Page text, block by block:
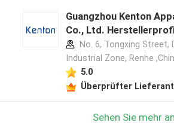
Guangzhou Kenton
Co., Ltd.
No. 6, Tongxing Street,
Industrial Zone, Renhe
5.0
Überprüfter Lieferant
Sehen Sie mehr an